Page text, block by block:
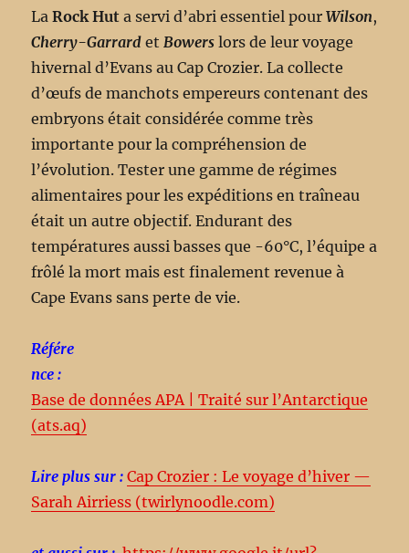
LaRock Hut a servi d’abri essentiel pourWilson,
Cherry-Garrard et Bowers lors de leur voyage
hivernal d’Evans au Cap Crozier. La collecte
d’œufs de manchots empereurs contenant des
embryons était considérée comme très
importante pour la compréhension de
l’évolution. Tester une gamme de régimes
alimentaires pour les expéditions en traîneau
était un autre objectif. Endurant des
températures aussi basses que -60°C, l’équipe a
frôlé la mort mais est finalement revenue à
Cape Evans sans perte de vie.
Référe
nce :
Base de données APA | Traité sur l’Antarctique
(ats.aq)
Lire plus sur : Cap Crozier : Le voyage d’hiver —
Sarah Airriess (twirlynoodle.com)